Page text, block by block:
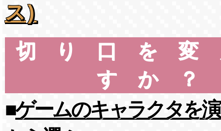
ス)
切り口を
すか？
■ゲームのキャラクタを